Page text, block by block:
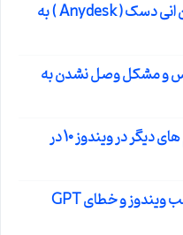
مشکل متصل نشدن انی دسک ( Anydesk ) به
و مشکل وصل نشدن به
دیده نشدن سیستم های دیگر در ویندوز 10 در
مشکل در مراحل نصب ویندوز و خطای GPT